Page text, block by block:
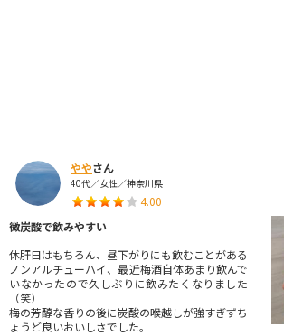
ややさん
40代／女性／神奈川県
4.00
微炭酸で飲みやすい
休肝日はもちろん、昼下がりにも飲むことがある
ノンアルチューハイ、最近梅酒自体あまり飲んで
いなかったので久しぶりに飲みたくなりました
（笑）
梅の芳醇な香りの後に炭酸の喉越しが強すぎずち
ょうど良いおいしさでした。